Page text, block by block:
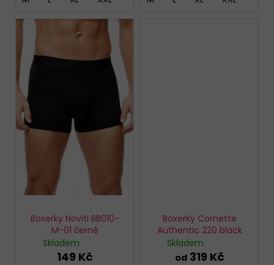
Boxerky Noviti BB010-
M-01 černé
Skladem
149 Kč
Boxerky Cornette
Authentic 220 black
Skladem
od319 Kč